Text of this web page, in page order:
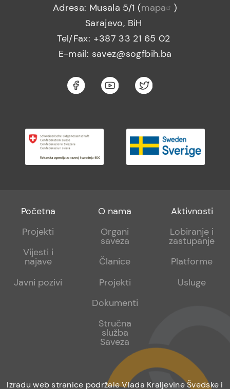
Adresa: Musala 5/1 (mapa
)
Sarajevo, BiH
Tel/Fax: +387 33 21 65 02
E-mail: savez@sogfbih.ba
Footer
menu
Početna
Projekti
Vijesti i
najave
Javni pozivi
Footer
sub
O nama
Organi
saveza
Članice
Projekti
Dokumenti
Stručna
služba
Saveza
Footer
sub
Aktivnosti
Lobiranje i
zastupanje
Platforme
Usluge
Izradu web stranice podržale Vlada Kraljevine Švedske i